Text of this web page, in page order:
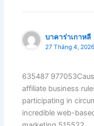
บาคาร่าเกาหลี
27 Tháng 4,
635487
affiliate business
participating in
incredible web-